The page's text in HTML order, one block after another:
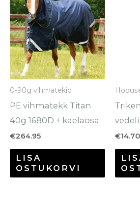
0-90g vihmatekid
PE vihmatekk Titan
40g 1680D + kaelaosa
€264.95
LISA
OSTUKORVI
tootel
on
mitu
varianti.
Valikuid
saab
teha
€14.70